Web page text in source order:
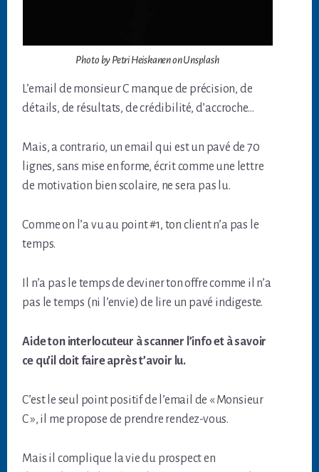
Photo by Petri Heiskanen on Unsplash
L’email de monsieur C manque de précision, de
détails, de résultats, de crédibilité, d’accroche…
Mais, a contrario, un email qui est un pavé de 70
lignes, sans mise en forme, écrit comme une lettre
de motivation bien scolaire, ne sera pas lu.
Comme on l’a vu au point #1, ton client n’a pas le
temps.
Il n’a pas le temps de deviner ton offre comme il n’a
pas le temps (ni l’envie) de lire un pavé indigeste.
Aide ton interlocuteur à scanner l’info et à savoir
ce qu’il doit faire après t’avoir lu.
C’est le seul point positif de l’email de « Monsieur
C », il me propose de prendre rendez-vous.
Mais il complique la vie du prospect en